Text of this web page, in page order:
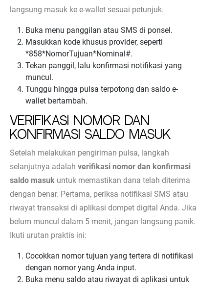
langsung masuk ke e-wallet sesuai petunjuk.
Buka menu panggilan atau SMS di ponsel.
Masukkan kode khusus provider, seperti
*858*NomorTujuan*Nominal#.
Tekan panggil, lalu konfirmasi notifikasi yang
muncul.
Tunggu hingga pulsa terpotong dan saldo e-
wallet bertambah.
Verifikasi Nomor dan
Konfirmasi Saldo Masuk
Setelah melakukan pengiriman pulsa, langkah
selanjutnya adalah verifikasi nomor dan konfirmasi
saldo masuk untuk memastikan dana telah diterima
dengan benar. Pertama, periksa notifikasi SMS atau
riwayat transaksi di aplikasi dompet digital Anda. Jika
belum muncul dalam 5 menit, jangan langsung panik.
Ikuti urutan praktis ini:
Cocokkan nomor tujuan yang tertera di notifikasi
dengan nomor yang Anda input.
Buka menu saldo atau riwayat di aplikasi untuk